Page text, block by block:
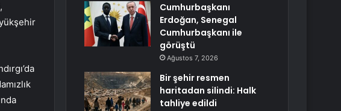
Cumhurbaşkanı
Erdoğan, Senegal
Cumhurbaşkanı ile
görüştü
Ağustos 7, 2026
Bir şehir resmen
haritadan silindi: Halk
tahliye edildi